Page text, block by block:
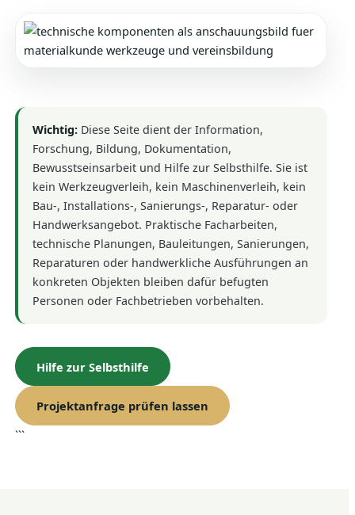
Wichtig: Diese Seite dient der Information,
Forschung, Bildung, Dokumentation,
Bewusstseinsarbeit und Hilfe zur Selbsthilfe. Sie ist
kein Werkzeugverleih, kein Maschinenverleih, kein
Bau-, Installations-, Sanierungs-, Reparatur- oder
Handwerksangebot. Praktische Facharbeiten,
technische Planungen, Bauleitungen, Sanierungen,
Reparaturen oder handwerkliche Ausführungen an
konkreten Objekten bleiben dafür befugten
Personen oder Fachbetrieben vorbehalten.
Hilfe zur Selbsthilfe
Projektanfrage prüfen lassen
```